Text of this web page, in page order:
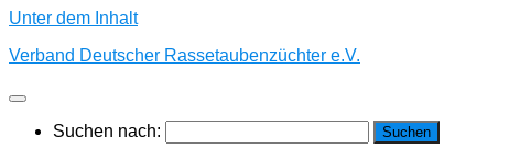
Unter dem Inhalt
Verband Deutscher Rassetaubenzüchter e.V.
Suchen nach: